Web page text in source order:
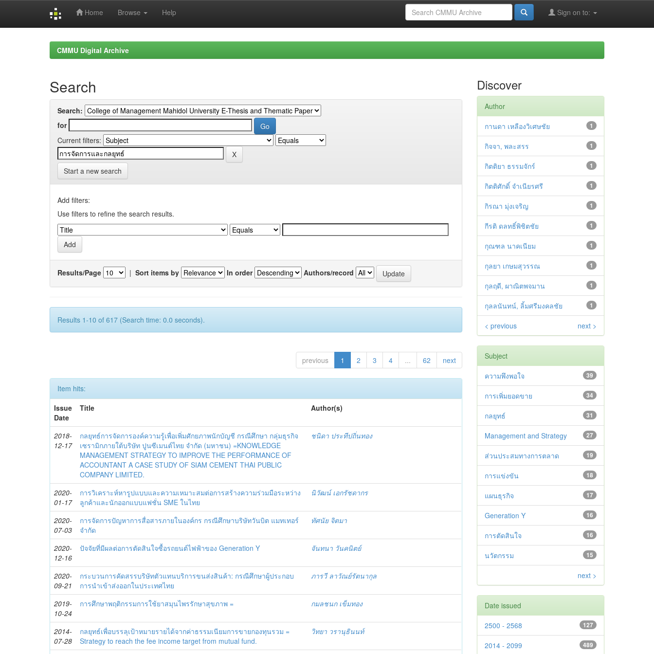
Home Browse Help Sign on to:
CMMU Digital Archive
Search
Search:
for
Current filters:
Start a new search
Add filters:
Use filters to refine the search results.
Results/Page | Sort items by In order Authors/record
Results 1-10 of 617 (Search time: 0.0 seconds).
previous 1 2 3 4 ... 62 next
Item hits:
Issue
Date
Title Author(s)
2018-
12-17
กลยุทธ์การจัดการองค์ความรู้เพื่อเพิ่มศักยภาพนักบัญชี กรณีศึกษา กลุ่มธุรกิจ
เซรามิกภายใต้บริษัท ปูนซีเมนต์ไทย จำกัด (มหาชน) =KNOWLEDGE
MANAGEMENT STRATEGY TO IMPROVE THE PERFORMANCE OF
ACCOUNTANT A CASE STUDY OF SIAM CEMENT THAI PUBLIC
COMPANY LIMITED.
ชนิดา ประทีปถิ่นทอง
2020-
01-17
การวิเคราะห์หารูปแบบและความเหมาะสมต่อการสร้างความร่วมมือระหว่าง
ลูกค้าและนักออกแบบแฟชั่น SME ในไทย
นิวัฒน์ เอกรัชดากร
2020-
07-03
การจัดการปัญหาการสื่อสารภายในองค์กร กรณีศึกษาบริษัทวันบิต แมทเทอร์
จำกัด
ทัศนัย จิตมา
2020-
12-16
ปัจจัยที่มีผลต่อการตัดสินใจซื้อรถยนต์ไฟฟ้าของ Generation Y จันทนา วันคนิตย์
2020-
09-21
กระบวนการคัดสรรบริษัทตัวแทนบริการขนส่งสินค้า: กรณีศึกษาผู้ประกอบ
การนำเข้าส่งออกในประเทศไทย
ภารวี ลาวัณย์รัตนากุล
2019-
10-24
การศึกษาพฤติกรรมการใช้ยาสมุนไพรรักษาสุขภาพ = กมลชนก เข็มทอง
2014-
07-28
กลยุทธ์เพื่อบรรลุเป้าหมายรายได้จากค่าธรรมเนียมการขายกองทุนรวม =
Strategy to reach the fee income target from mutual fund.
วิทยา วรานุธินนท์
Discover
Author
1
กานดา เหลืองวิเศษชัย
1
กิจจา, พละสรร
1
กิตติยา ธรรมจักร์
1
กิตติศักดิ์ จำเนียรศรี
1
กิรณา มุ่งเจริญ
1
กีรติ ดลทธิ์พิชิตชัย
1
กุณฑล นาคเนียม
1
กุลยา เกษมสุวรรณ
1
กุลฤดี, ผาณิตพจมาน
1
กุลลนันทน์, ลิ้มศรีมงคลชัย
< previous next >
Subject
39
ความพึงพอใจ
34
การเพิ่มยอดขาย
31
กลยุทธ์
27
Management and Strategy
19
ส่วนประสมทางการตลาด
18
การแข่งขัน
17
แผนธุรกิจ
16
Generation Y
16
การตัดสินใจ
15
นวัตกรรม
next >
Date issued
127
2500 - 2568
489
2014 - 2099